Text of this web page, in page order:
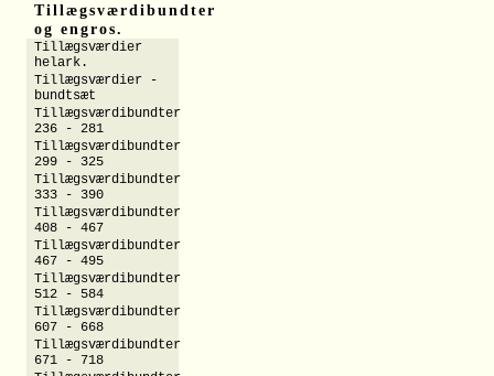
Tillægsværdibundter
og engros.
Tillægsværdier
helark.
Tillægsværdier -
bundtsæt
Tillægsværdibundter
236 - 281
Tillægsværdibundter
299 - 325
Tillægsværdibundter
333 - 390
Tillægsværdibundter
408 - 467
Tillægsværdibundter
467 - 495
Tillægsværdibundter
512 - 584
Tillægsværdibundter
607 - 668
Tillægsværdibundter
671 - 718